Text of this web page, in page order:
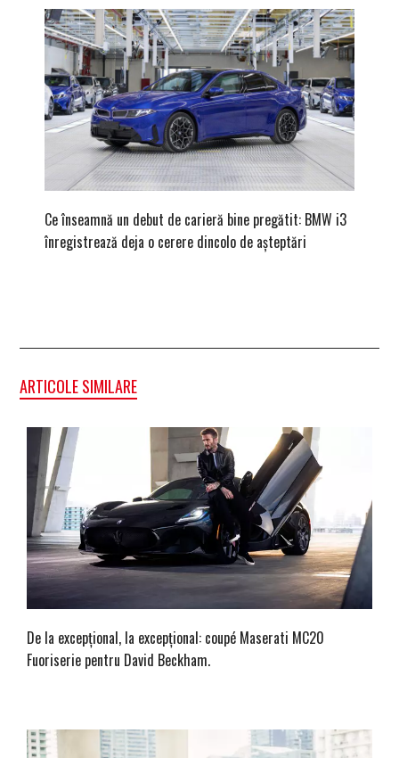
Ce înseamnă un debut de carieră bine pregătit: BMW i3
înregistrează deja o cerere dincolo de așteptări
ARTICOLE SIMILARE
De la excepțional, la excepțional: coupé Maserati MC20
Fuoriserie pentru David Beckham.